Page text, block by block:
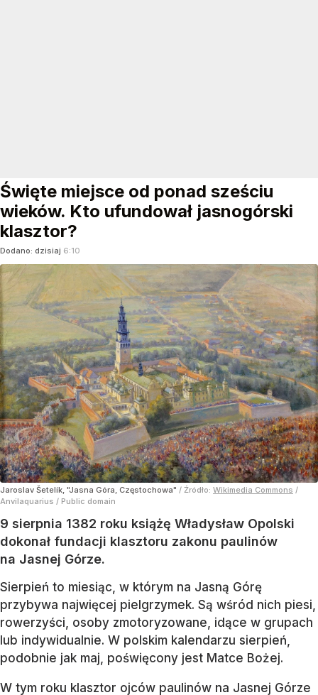
Święte miejsce od ponad sześciu
wieków. Kto ufundował jasnogórski
klasztor?
Dodano: dzisiaj 6:10
Jaroslav Šetelík, "Jasna Góra, Częstochowa" / Źródło: Wikimedia Commons /
Anvilaquarius / Public domain
9 sierpnia 1382 roku książę Władysław Opolski
dokonał fundacji klasztoru zakonu paulinów
na Jasnej Górze.
Sierpień to miesiąc, w którym na Jasną Górę
przybywa najwięcej pielgrzymek. Są wśród nich piesi,
rowerzyści, osoby zmotoryzowane, idące w grupach
lub indywidualnie. W polskim kalendarzu sierpień,
podobnie jak maj, poświęcony jest Matce Bożej.
W tym roku klasztor ojców paulinów na Jasnej Górze